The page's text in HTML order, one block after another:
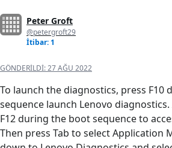
Peter Groft
@petergroft29
İtibar: 1
GÖNDERILDI:27 AĞU 2022
To launch the diagnostics, press F10
sequence launch Lenovo
F12 during the boot sequence to
Then press Tab to select Application